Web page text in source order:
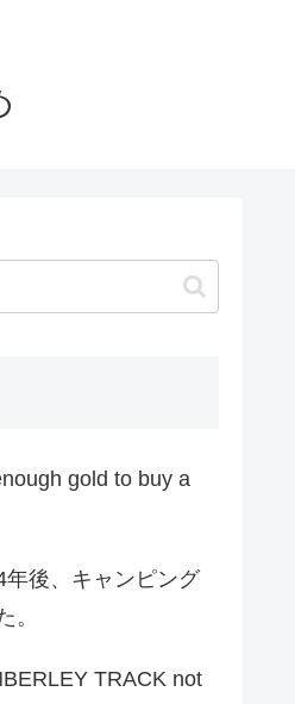
gold to buy a
年後、キャンピング
。
TRACK not